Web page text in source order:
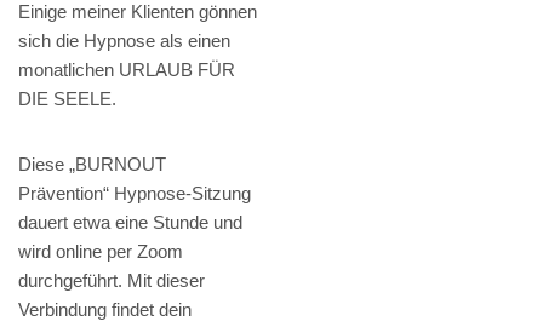
Einige meiner Klienten gönnen
sich die Hypnose als einen
monatlichen URLAUB FÜR
DIE SEELE.
Diese „BURNOUT
Prävention“ Hypnose-Sitzung
dauert etwa eine Stunde und
wird online per Zoom
durchgeführt. Mit dieser
Verbindung findet dein